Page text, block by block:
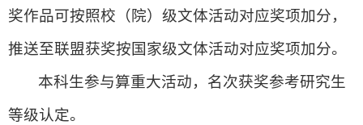
奖作品可按照校（院）级文体活动对应奖项加分，
推送至联盟获奖按国家级文体活动对应奖项加分。
本科生参与算重大活动，名次获奖参考研究生
等级认定。